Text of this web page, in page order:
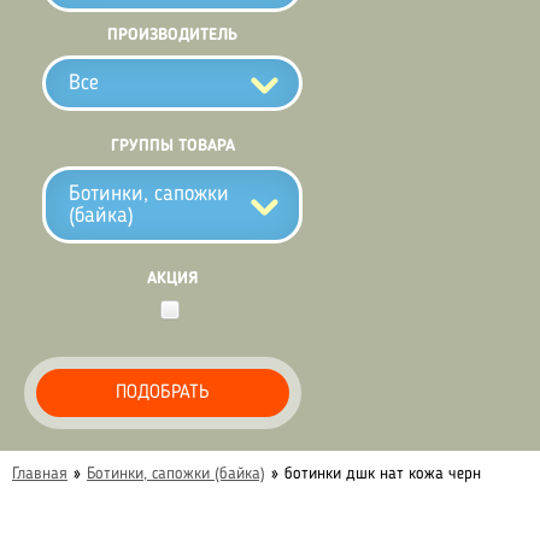
ПРОИЗВОДИТЕЛЬ
Все
ГРУППЫ ТОВАРА
Ботинки, сапожки
(байка)
АКЦИЯ
ПОДОБРАТЬ
Главная » Ботинки, сапожки (байка) » ботинки дшк нат кожа черн